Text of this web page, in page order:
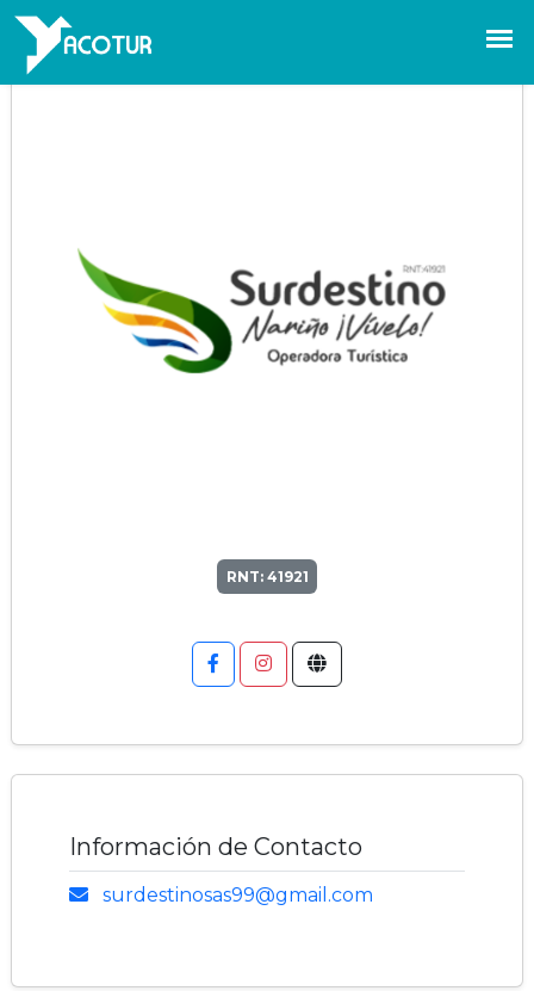
SUR DESTINO SAS
RNT: 41921
Información de Contacto
surdestinosas99@gmail.com